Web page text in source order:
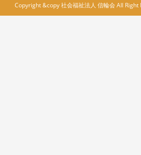
Copyright &copy 社会福祉法人 信輪会 All Right